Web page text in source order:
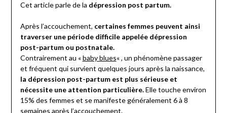
Cet article parle de la dépression post partum.
Après l’accouchement, certaines femmes peuvent ainsi
traverser une période difficile appelée dépression
post-partum ou postnatale.
Contrairement au «baby blues« , un phénomène passager
et fréquent qui survient quelques jours après la naissance,
la dépression post-partum est plus sérieuse et
nécessite une attention particulière.Elle touche environ
15% des femmes et se manifeste généralement 6 à 8
semaines après l’accouchement.